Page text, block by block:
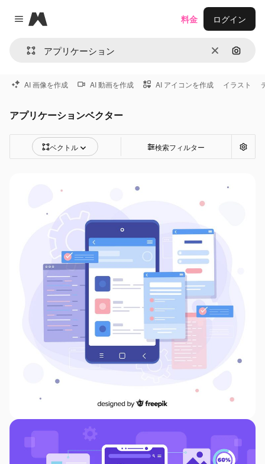
Close menu
Magnific
消去 画像で
料金 ログイン
AI 画像を作成 AI 動画を作成 AI アイコンを作成 イラスト
アプリケーションベクター
ベクトル 検索フィルター